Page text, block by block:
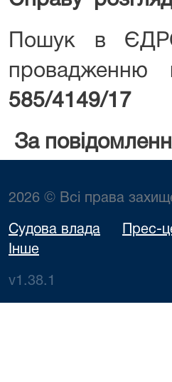
Пошук в
585/4149/17
За
2026 © Всі права
Судова влада Прес-
Інше
v1.38.1